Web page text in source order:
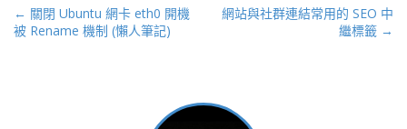
P
o
← 關閉 Ubuntu 網卡 eth0 開機
被 Rename 機制 (懶人筆記)
網站與社群連結常用的 SEO 中
繼標籤 →